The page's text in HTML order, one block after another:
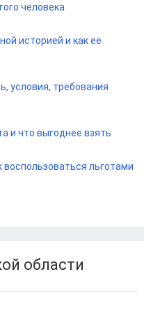
человека
историей и как ее
условия, требования
и что выгоднее взять
льготами
области